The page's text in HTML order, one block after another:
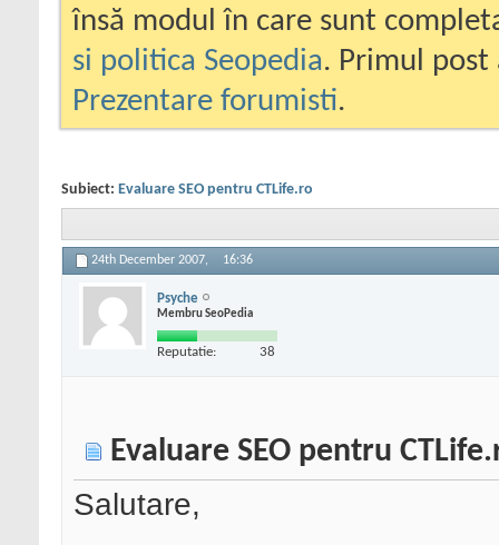
însă modul în care sunt
si politica Seopedia. Primul
Prezentare forumisti.
Subiect: Evaluare SEO pentru CTLife.ro
24th December 2007, 16:36
Psyche
Membru SeoPedia
Reputatie: 38
Evaluare SEO pentru
Salutare,